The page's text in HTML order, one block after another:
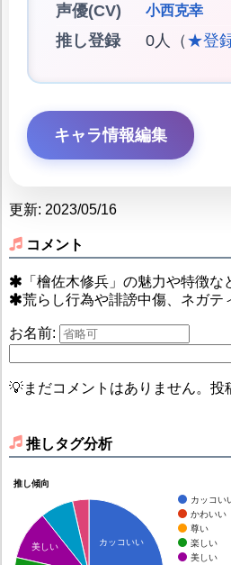
声優(CV)
小西克幸
推し登録 0人（ ★登
キャラ情報編集
更新: 2023/05/16
コメント
「檜佐木修兵」の魅力や特徴な
荒らし行為や誹謗中傷、ネガテ
お名前:
💡まだコメントはありません。投
推しタグ分析
推し傾向
カッコい
かわいい
尊い
楽しい
美しい
カッコいい
美しい